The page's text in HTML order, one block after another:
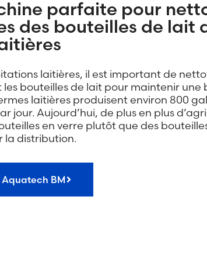
parfaite pour
des bouteilles de lait
laitières, il est important de
bouteilles de lait pour maintenir une
laitières produisent environ 800
jour. Aujourd’hui, de plus en plus
en verre plutôt que des
la distribution.
BM